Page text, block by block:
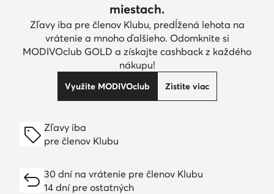
miestach.
Zľavy iba pre členov Klubu, predĺžená lehota na
vrátenie a mnoho ďalšieho. Odomknite si
MODIVOclub GOLD a získajte cashback z každého
nákupu!
Využite MODIVOclub Zistite viac
Zľavy iba
pre členov Klubu
30 dní na vrátenie pre členov Klubu
14 dní pre ostatných